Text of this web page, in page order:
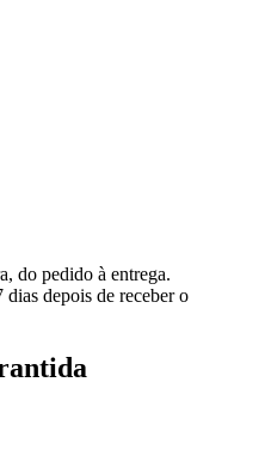
do pedido à entrega.
dias depois de receber o